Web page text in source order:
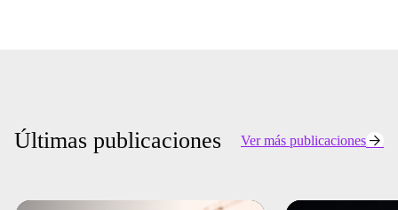
Últimas publicaciones Ver más publicaciones